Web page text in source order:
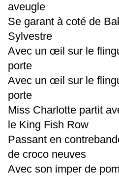
aveugle
Se garant à coté de
Sylvestre
Avec un œil sur le
porte
Avec un œil sur le
porte
Miss Charlotte partit
le King Fish Row
Passant en
de croco neuves
Avec son imper de